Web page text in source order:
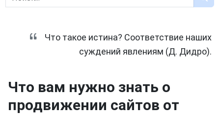
Что такое истина? Соответствие наших
суждений явлениям (Д. Дидро).
Что вам нужно знать о
продвижении сайтов от